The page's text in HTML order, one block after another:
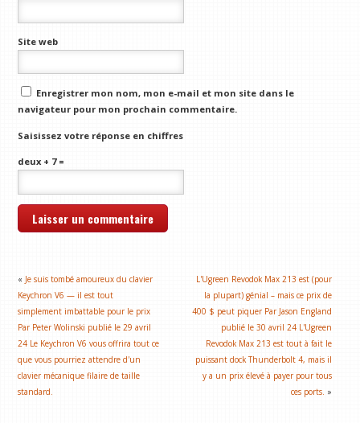
Site web
Enregistrer mon nom, mon e-mail et mon site dans le
navigateur pour mon prochain commentaire.
Saisissez votre réponse en chiffres
deux + 7 =
« Je suis tombé amoureux du clavier
Keychron V6 — il est tout
simplement imbattable pour le prix
Par Peter Wolinski publié le 29 avril
24 Le Keychron V6 vous offrira tout ce
que vous pourriez attendre d'un
clavier mécanique filaire de taille
standard.
L'Ugreen Revodok Max 213 est (pour
la plupart) génial – mais ce prix de
400 $ peut piquer Par Jason England
publié le 30 avril 24 L'Ugreen
Revodok Max 213 est tout à fait le
puissant dock Thunderbolt 4, mais il
y a un prix élevé à payer pour tous
ces ports. »